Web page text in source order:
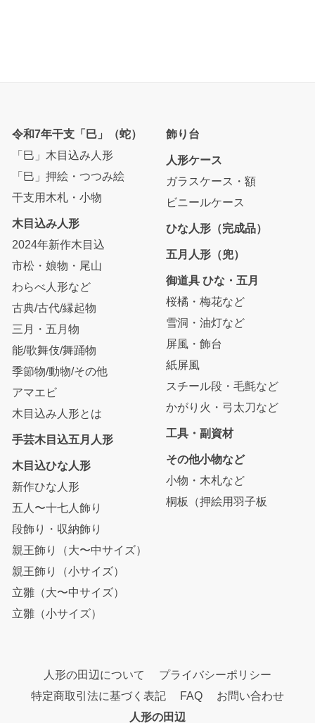
令和7年干支「巳」（蛇）
「巳」木目込み人形
「巳」押絵・つつみ絵
干支用木札・小物
木目込み人形
2024年新作木目込
市松・娘物・尾山
わらべ人形など
古典/古代/縁起物
三月・五月物
能/歌舞伎/舞踊物
季節物/動物/その他
アマエビ
木目込み人形とは
手芸木目込五月人形
木目込ひな人形
新作ひな人形
五人〜十七人飾り
段飾り・収納飾り
親王飾り（大〜中サイズ）
親王飾り（小サイズ）
立雛（大〜中サイズ）
立雛（小サイズ）
飾り台
人形ケース
ガラスケース・額
ビニールケース
ひな人形（完成品）
五月人形（兜）
御道具 ひな・五月
桜橘・梅花など
雪洞・油灯など
屏風・飾台
紙屏風
スチール段・毛氈など
かがり火・弓太刀など
工具・副資材
その他小物など
小物・木札など
桐板（押絵用羽子板
人形の田辺について
プライバシーポリシー
特定商取引法に基づく表記
FAQ
お問い合わせ
人形の田辺